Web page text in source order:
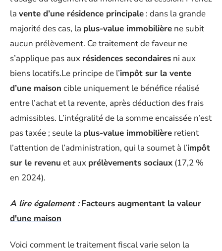
la vente d’une résidence principale : dans la grande
majorité des cas, la plus-value immobilière ne subit
aucun prélèvement. Ce traitement de faveur ne
s’applique pas aux résidences secondaires ni aux
biens locatifs.Le principe de l’impôt sur la vente
d’une maison cible uniquement le bénéfice réalisé
entre l’achat et la revente, après déduction des frais
admissibles. L’intégralité de la somme encaissée n’est
pas taxée ; seule la plus-value immobilière retient
l’attention de l’administration, qui la soumet à l’impôt
sur le revenu et aux prélèvements sociaux (17,2 %
en 2024).
A lire également : Facteurs augmentant la valeur
d'une maison
Voici comment le traitement fiscal varie selon la